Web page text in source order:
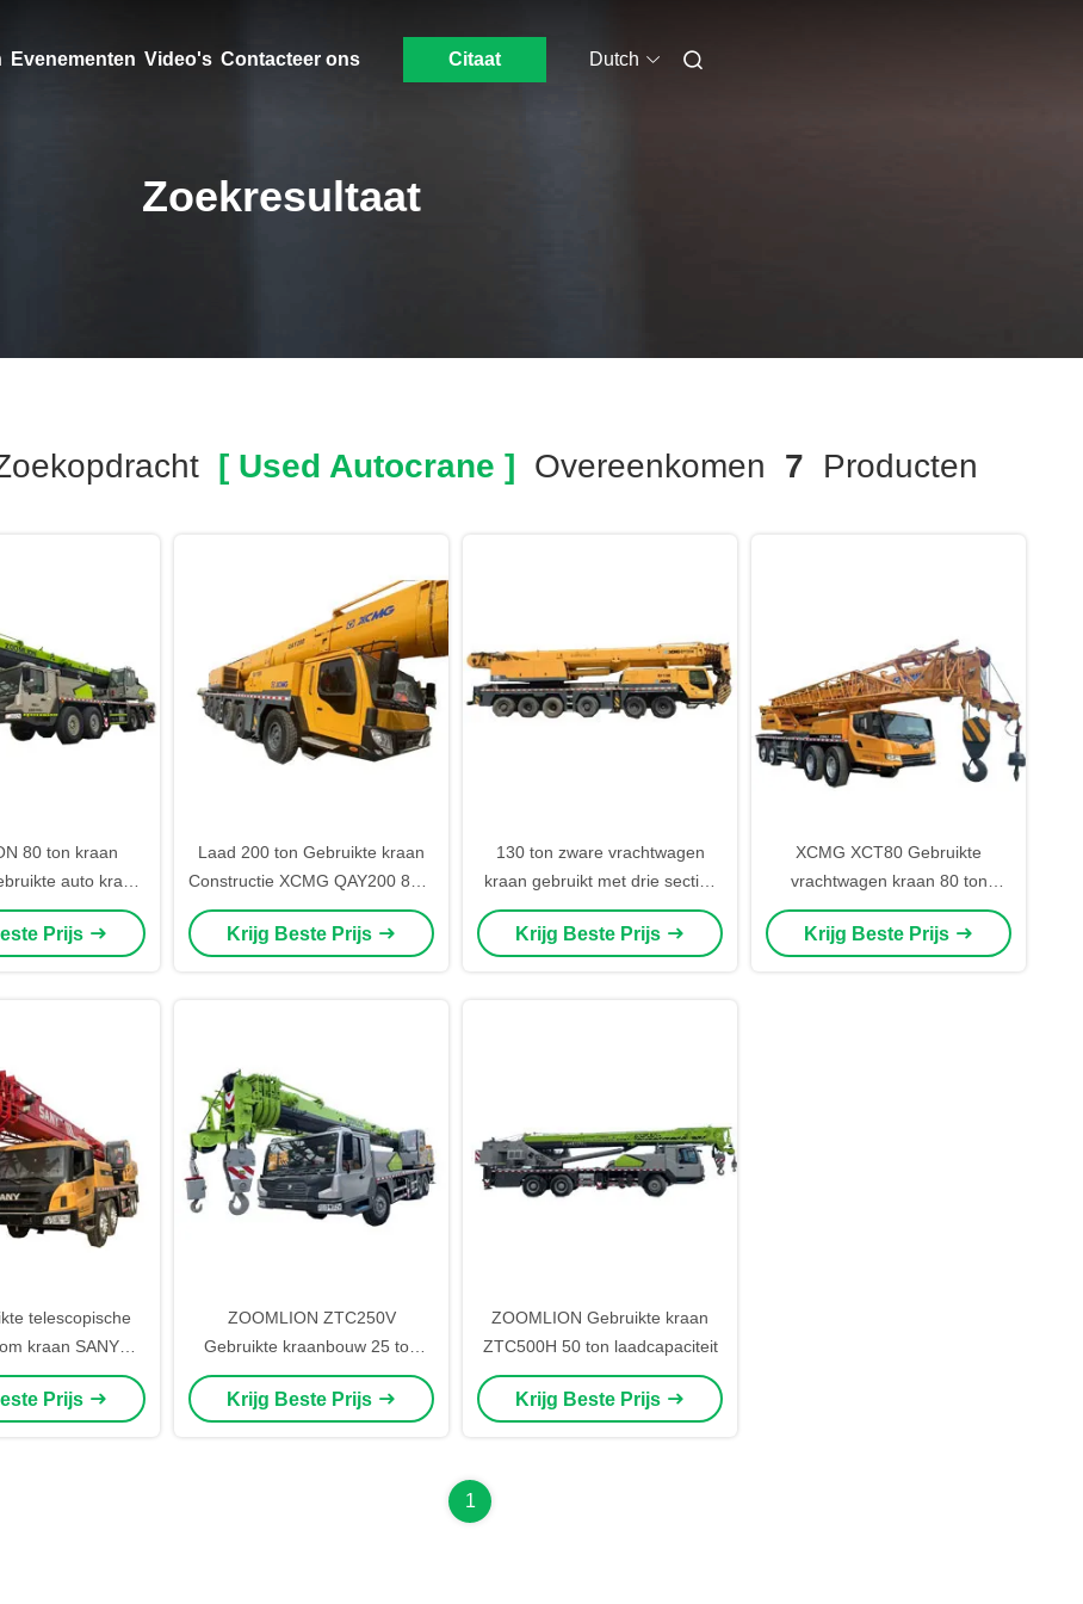
Evenementen Video's Contacteer ons Citaat Dutch
Zoekresultaat
[ Used Autocrane ] Overeenkomen 7 Producten
80 ton kraan
auto kraan
83 meter
Prijs
Laad 200 ton Gebruikte kraan
Constructie XCMG QAY200 82M
Lifthoogte
Krijg Beste Prijs
130 ton zware vrachtwagen
kraan gebruikt met drie secties
subboom XCMG QY130K
Krijg Beste Prijs
XCMG XCT80 Gebruikte
vrachtwagen kraan 80 ton
Engineering Construction
Machine
Krijg Beste Prijs
telescopische
kraan SANY
meter hefhoogte
Prijs
ZOOMLION ZTC250V
Gebruikte kraanbouw 25 ton
laadvermogen
Krijg Beste Prijs
ZOOMLION Gebruikte kraan
ZTC500H 50 ton laadcapaciteit
Krijg Beste Prijs
1